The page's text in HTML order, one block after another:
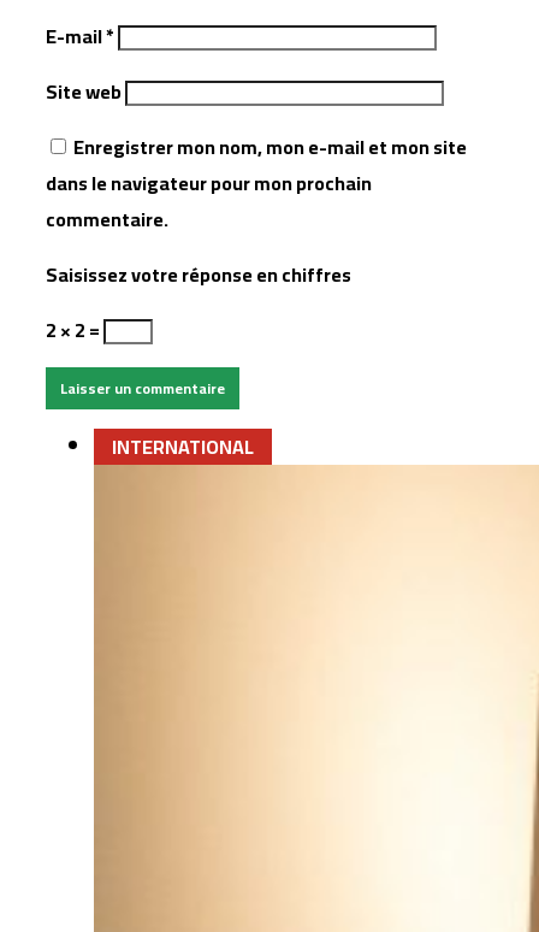
E-mail*
Site web
Enregistrer mon nom, mon e-mail et mon site
dans le navigateur pour mon prochain
commentaire.
Saisissez votre réponse en chiffres
2 × 2 =
INTERNATIONAL